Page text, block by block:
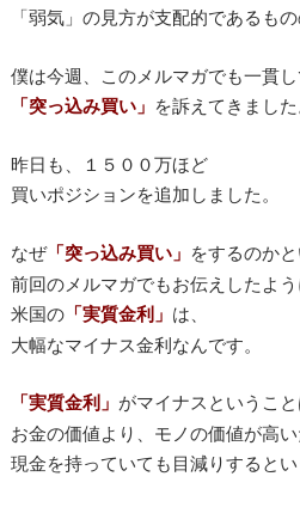
「弱気」の見方が支配的であるもの
僕は今週、このメルマガでも一貫し
「突っ込み買い」 を訴えてきました
昨日も、１５００万ほど
買いポジションを追加しました。
なぜ「突っ込み買い」 をするのか
前回のメルマガでもお伝えしたよう
米国の「実質金利」 は、
大幅なマイナス金利なんです。
「実質金利」 がマイナスということ
お金の価値より、モノの価値が高
現金を持っていても目減りするとい